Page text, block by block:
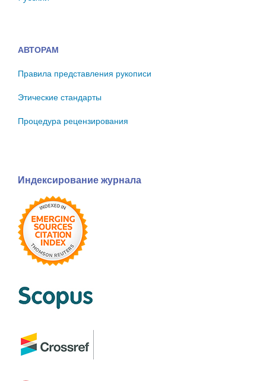
АВТОРАМ
Правила представления рукописи
Этические стандарты
Процедура рецензирования
Индексирование журнала